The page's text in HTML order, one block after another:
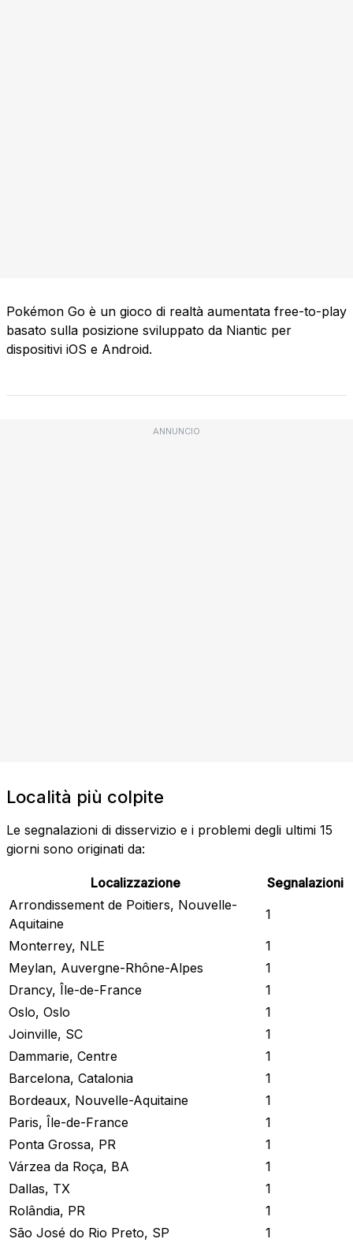
Pokémon Go è un gioco di realtà aumentata free-to-play
basato sulla posizione sviluppato da Niantic per
dispositivi iOS e Android.
ANNUNCIO
Località più colpite
Le segnalazioni di disservizio e i problemi degli ultimi 15
giorni sono originati da:
Localizzazione
Segnalazioni
Arrondissement de Poitiers, Nouvelle-
Aquitaine
1
Monterrey, NLE
1
Meylan, Auvergne-Rhône-Alpes
1
Drancy, Île-de-France
1
Oslo, Oslo
1
Joinville, SC
1
Dammarie, Centre
1
Barcelona, Catalonia
1
Bordeaux, Nouvelle-Aquitaine
1
Paris, Île-de-France
1
Ponta Grossa, PR
1
Várzea da Roça, BA
1
Dallas, TX
1
Rolândia, PR
1
São José do Rio Preto, SP
1